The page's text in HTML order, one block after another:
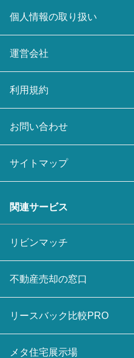
個人情報の取り扱い
運営会社
利用規約
お問い合わせ
サイトマップ
関連サービス
リビンマッチ
不動産売却の窓口
リースバック比較PRO
メタ住宅展示場